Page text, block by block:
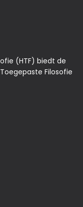
(HTF) biedt de
Filosofie